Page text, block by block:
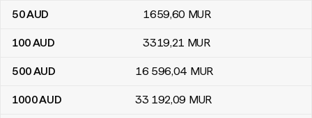
50AUD 1659,60 MUR
100AUD 3319,21 MUR
500AUD 16 596,04 MUR
1000AUD 33 192,09 MUR